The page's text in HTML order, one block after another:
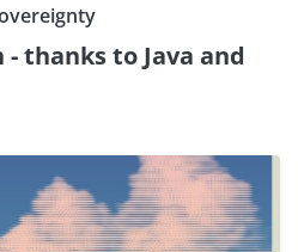
- thanks to Java and